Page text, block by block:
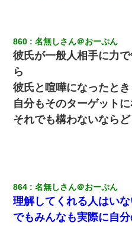
【身体で払わせて】女友達「ご
ださい……」俺「いいよ！いく
い……」俺「ほい！10万！」→
近所のお寺に住み込みで手伝い
た。ある日、オッサンが火かき
走り回っていて…
「パワハラを受けたから思い切
ら、速攻でパワハラかました元
860 名無しさん＠おーぷん
彼氏が一般人相手に力
ら
彼氏と喧嘩になったとき
自分もそのターゲット
それでも構わないなら
864 名無しさん＠おーぷん
理解してくれる人はいな
でもみんなも実際に自